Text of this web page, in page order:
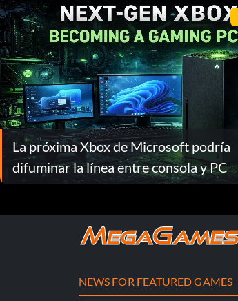
La próxima Xbox de Microsoft podría
difuminar la línea entre consola y PC
NEWS FOR FEATURED GAMES